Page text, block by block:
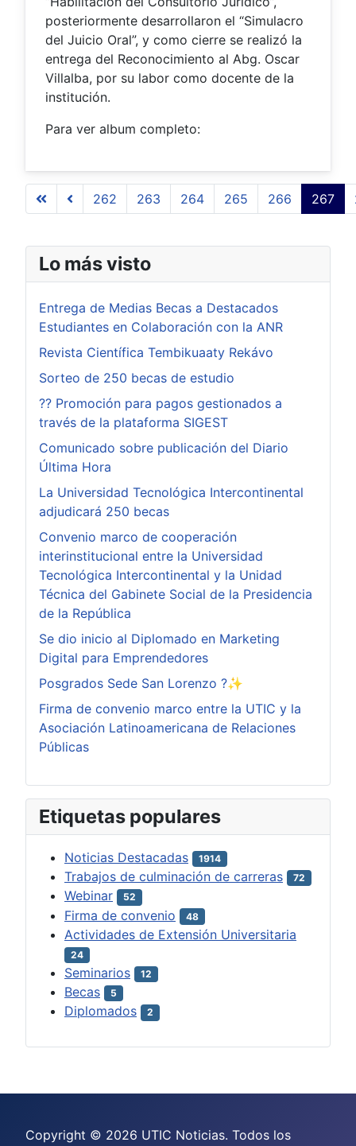
posteriormente desarrollaron el “Simulacro
del Juicio Oral”, y como cierre se realizó la
entrega del Reconocimiento al Abg. Oscar
Villalba, por su labor como docente de la
institución.
Para ver album completo:
Página 267 de 509
262 263 264 265 266 267
Lo más visto
Entrega de Medias Becas a Destacados
Estudiantes en Colaboración con la ANR
Revista Científica Tembikuaaty Rekávo
Sorteo de 250 becas de estudio
?? Promoción para pagos gestionados a
través de la plataforma SIGEST
Comunicado sobre publicación del Diario
Última Hora
La Universidad Tecnológica Intercontinental
adjudicará 250 becas
Convenio marco de cooperación
interinstitucional entre la Universidad
Tecnológica Intercontinental y la Unidad
Técnica del Gabinete Social de la Presidencia
de la República
Se dio inicio al Diplomado en Marketing
Digital para Emprendedores
Posgrados Sede San Lorenzo ?✨
Firma de convenio marco entre la UTIC y la
Asociación Latinoamericana de Relaciones
Públicas
Etiquetas populares
Noticias Destacadas 1914
Trabajos de culminación de carreras 72
Webinar 52
Firma de convenio 48
Actividades de Extensión Universitaria
24
Seminarios 12
Becas 5
Diplomados 2
Copyright © 2026 UTIC Noticias. Todos los